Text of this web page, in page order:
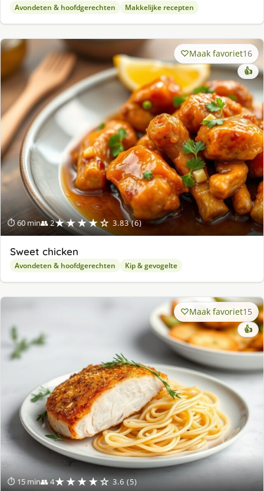
Avondeten & hoofdgerechten Makkelijke recepten
⏱ 60 min👥 2★★★★☆ 3.83 (6)
Maak favoriet16
👍
Sweet chicken
Avondeten & hoofdgerechten Kip & gevogelte
⏱ 15 min👥 4★★★★☆ 3.6 (5)
Maak favoriet15
👍